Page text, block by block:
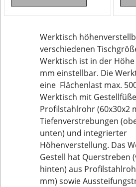
Werktisch
verschiedenen
Werktisch ist in der Höhe
mm einstellbar. Die
eine Flächenlast max.
Werktisch mit
Profilstahlrohr (60x30x2
Tiefenverstrebungen
unten) und integrierter
Höhenverstellung. Das
Gestell hat Querstreben
hinten) aus
mm) sowie